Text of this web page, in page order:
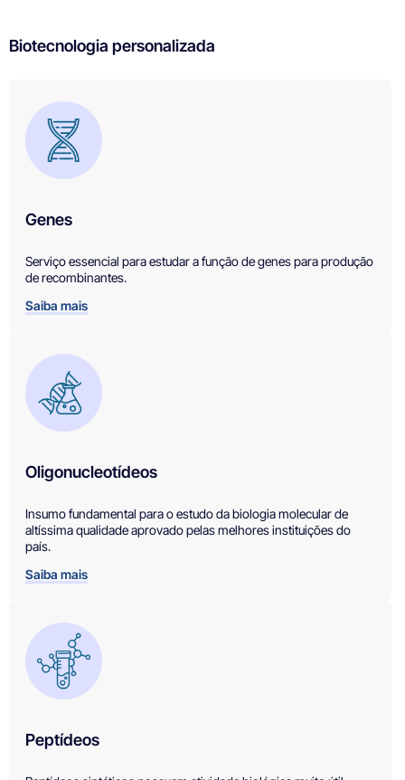
Biotecnologia personalizada
Genes
Serviço essencial para estudar a função de genes para produção
de recombinantes.
Saiba mais
Oligonucleotídeos
Insumo fundamental para o estudo da biologia molecular de
altíssima qualidade aprovado pelas melhores instituições do
país.
Saiba mais
Peptídeos